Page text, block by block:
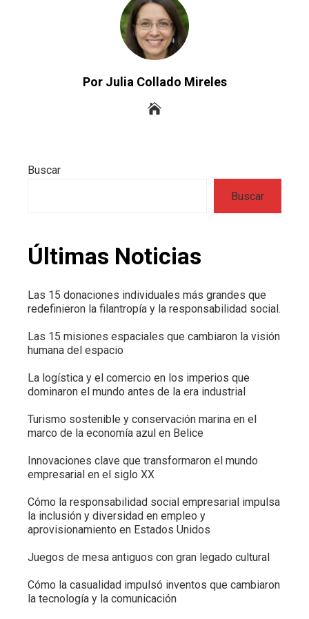
Por Julia Collado Mireles
Buscar
Buscar
Últimas Noticias
Las 15 donaciones individuales más grandes que
redefinieron la filantropía y la responsabilidad social.
Las 15 misiones espaciales que cambiaron la visión
humana del espacio
La logística y el comercio en los imperios que
dominaron el mundo antes de la era industrial
Turismo sostenible y conservación marina en el
marco de la economía azul en Belice
Innovaciones clave que transformaron el mundo
empresarial en el siglo XX
Cómo la responsabilidad social empresarial impulsa
la inclusión y diversidad en empleo y
aprovisionamiento en Estados Unidos
Juegos de mesa antiguos con gran legado cultural
Cómo la casualidad impulsó inventos que cambiaron
la tecnología y la comunicación